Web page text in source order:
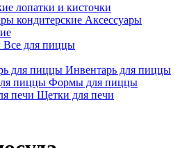
лопатки и кисточки
Аксессуары
Все для пиццы
Инвентарь для пиццы
Формы для пиццы
Щетки для печи